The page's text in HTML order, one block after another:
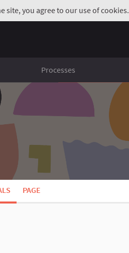
site, you agree to our use of cookies.
Processes
PAGE